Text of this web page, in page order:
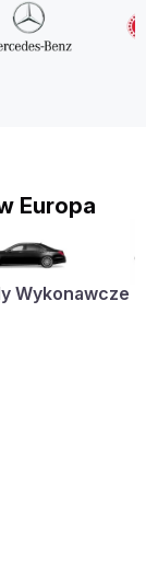
Europa
Wykonawcze